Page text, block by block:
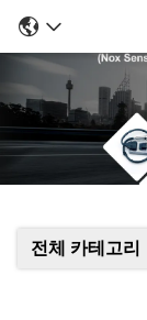
전체 카테고리